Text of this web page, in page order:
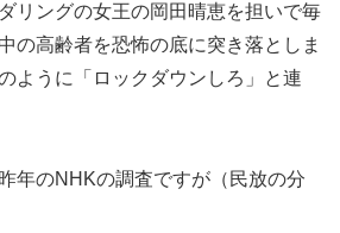
リングの女王の岡田晴恵を担いで毎
の高齢者を恐怖の底に突き落としま
ように「ロックダウンしろ」と連
年のNHKの調査ですが（民放の分